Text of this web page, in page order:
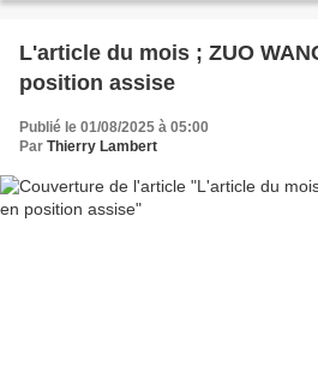
L'article du mois ; ZUO
position assise
Publié le 01/08/2025 à 05:00
Par Thierry Lambert